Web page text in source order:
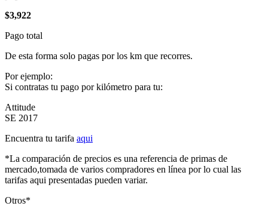
$3,922
Pago total
De esta forma solo pagas por los km que recorres.
Por ejemplo:
Si contratas tu pago por kilómetro para tu:
Attitude
SE 2017
Encuentra tu tarifa aqui
*La comparación de precios es una referencia de primas de
mercado,tomada de varios compradores en línea por lo cual las
tarifas aqui presentadas pueden variar.
Otros*